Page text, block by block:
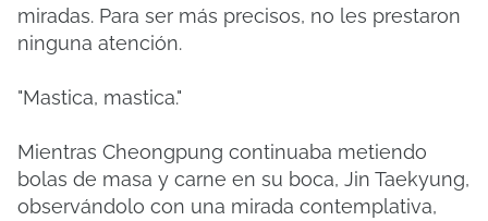
miradas. Para ser más precisos, no les prestaron
ninguna atención.
"Mastica, mastica."
Mientras Cheongpung continuaba metiendo
bolas de masa y carne en su boca, Jin Taekyung,
observándolo con una mirada contemplativa,